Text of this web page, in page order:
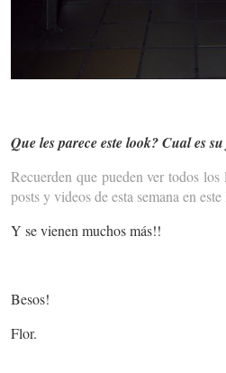
Que les parece este look? Cual es
Recuerden que pueden ver todos
posts y videos de esta semana en
Y se vienen muchos más!!
Besos!
Flor.